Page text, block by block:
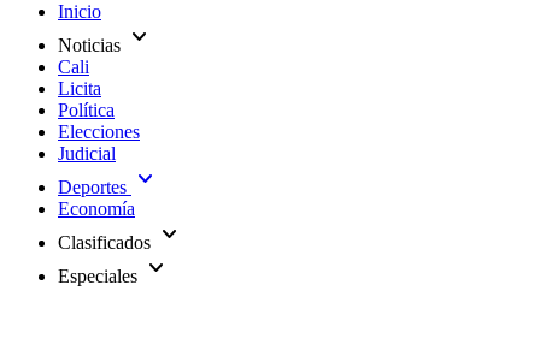
Inicio
Noticias expand_more
Cali
Licita
Política
Elecciones
Judicial
Deportes expand_more
Economía
Clasificados expand_more
Especiales expand_more